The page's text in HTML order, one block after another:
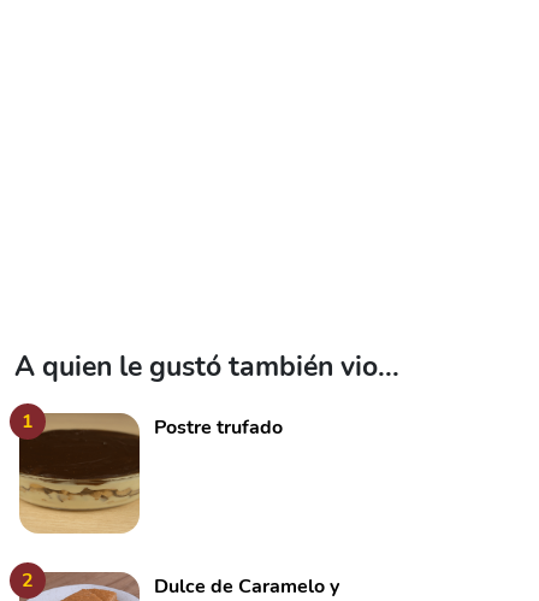
A quien le gustó también vio...
1 Postre trufado
2
Dulce de Caramelo y